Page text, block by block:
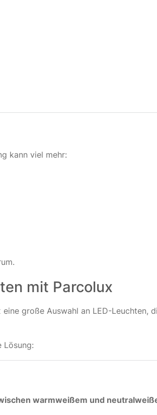
kann viel mehr:
mit Parcolux
große Auswahl an LED-Leuchten,
Lösung:
warmweißem und